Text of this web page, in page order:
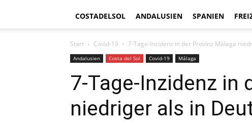
COSTADELSOL ANDALUSIEN SPANIEN
Start Covid-19 7-Tage-Inzidenz in der Provinz Málaga
Andalusien Costa del Sol Covid-19 Málaga
7-Tage-Inzidenz in
niedriger als in